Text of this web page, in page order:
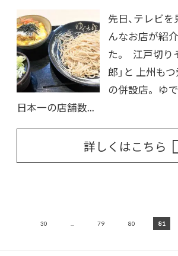
先日、テレビを
んなお店が紹
た。 江戸切り
郎」と 上州もつ
の併設店。 ゆ
日本一の店舗数...
詳しくはこちら
30 79 80 81